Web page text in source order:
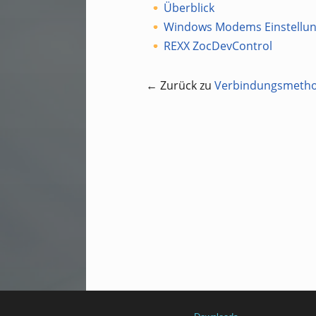
Überblick
Windows Modems
REXX ZocDevControl
← Zurück zu